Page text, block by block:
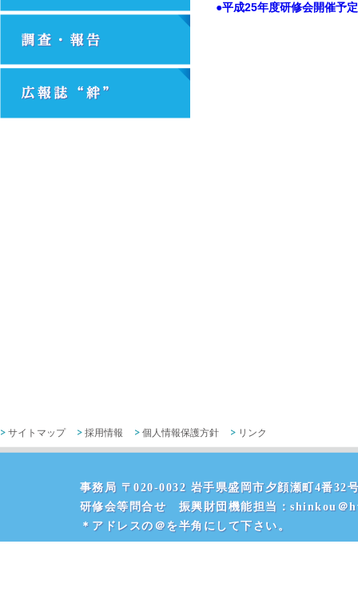
●平成25年度研修会開催予
サイトマップ 採用情報 個人情報保護方針 リンク
事務局 〒020-0032 岩手県盛岡市夕顔瀬町4番32
研修会等問合せ 振興財団機能担当：
＊アドレスの＠を半角にして下さい。